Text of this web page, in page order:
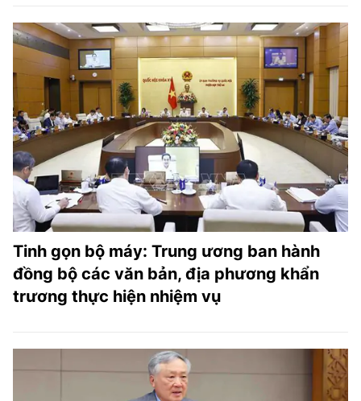
Tinh gọn bộ máy: Trung ương ban hành
đồng bộ các văn bản, địa phương khẩn
trương thực hiện nhiệm vụ